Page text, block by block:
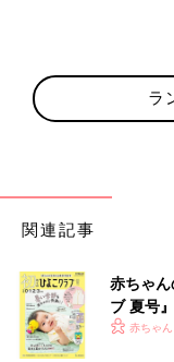
ラ
関連記事
赤ちゃ
ブ 夏号
く！ お
赤ちゃ